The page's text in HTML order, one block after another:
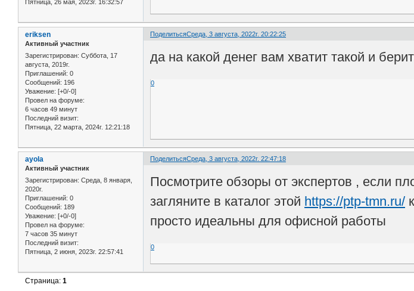
Пятница, 26 мая, 2023г. 16:32:57
ПоделитьсяСреда, 3 августа, 2022г. 20:22:25
eriksen
Активный участник
Зарегистрирован: Суббота, 17
августа, 2019г.
Приглашений: 0
Сообщений: 196
Уважение: [+0/-0]
Провел на форуме:
6 часов 49 минут
Последний визит:
Пятница, 22 марта, 2024г. 12:21:18
да на какой денег вам хватит такой и
0
ПоделитьсяСреда, 3 августа, 2022г. 22:47:18
ayola
Активный участник
Зарегистрирован: Среда, 8 января,
2020г.
Приглашений: 0
Сообщений: 189
Уважение: [+0/-0]
Провел на форуме:
7 часов 35 минут
Последний визит:
Пятница, 2 июня, 2023г. 22:57:41
Посмотрите обзоры от экспертов , если
загляните в каталог этой https://ptp-tmn.ru/
просто идеальны для офисной работы
0
Страница:1